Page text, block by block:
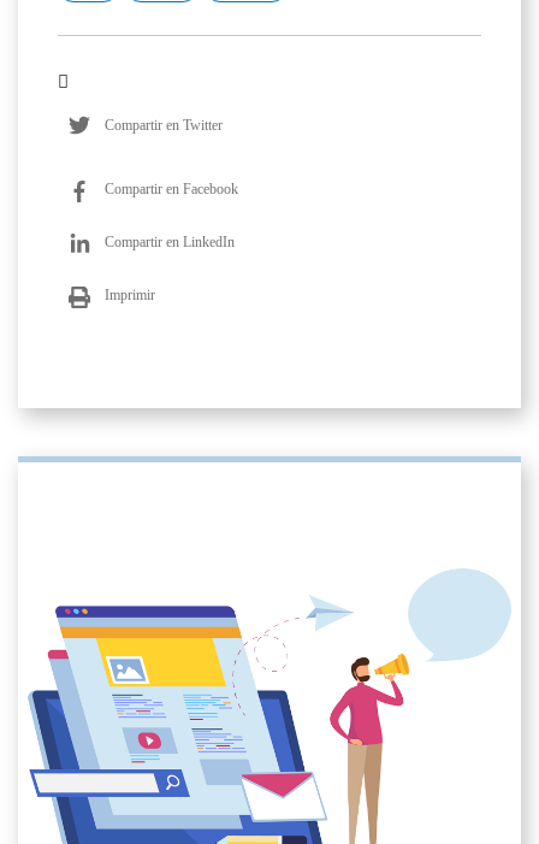
Compartir en Twitter
Compartir en Facebook
Compartir en LinkedIn
Imprimir